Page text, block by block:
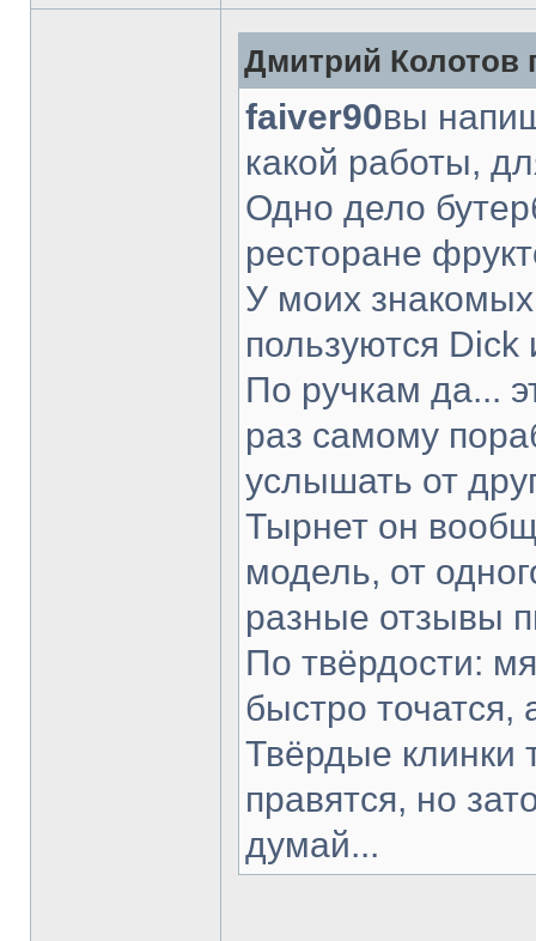
Дмитрий Колотов
faiver90вы
какой работы,
Одно дело
ресторане
У моих
пользуются Dick
По ручкам да...
раз самому
услышать от
Тырнет он
модель, от
разные отзывы
По твёрдости:
быстро точатся,
Твёрдые клинки
правятся, но
думай...